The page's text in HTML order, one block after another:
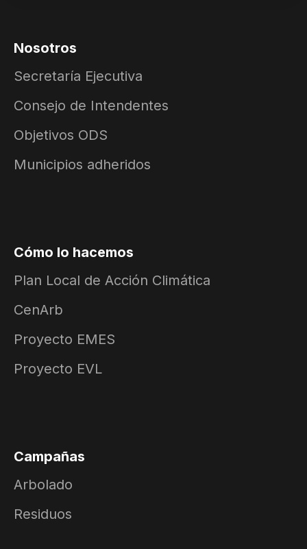
Nosotros
Secretaría Ejecutiva
Consejo de Intendentes
Objetivos ODS
Municipios adheridos
Cómo lo hacemos
Plan Local de Acción Climática
CenArb
Proyecto EMES
Proyecto EVL
Campañas
Arbolado
Residuos